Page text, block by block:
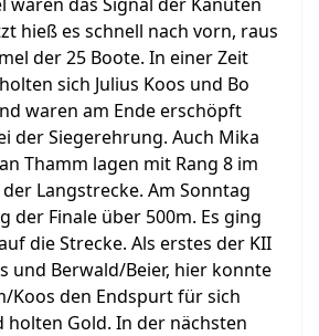
hieß es schnell nach vorn, raus
der 25 Boote. In einer Zeit
sich Julius Koos und Bo
waren am Ende erschöpft
der Siegerehrung. Auch Mika
Thamm lagen mit Rang 8 im
Langstrecke. Am Sonntag
der Finale über 500m. Es ging
die Strecke. Als erstes der KII
und Berwald/Beier, hier konnte
Koos den Endspurt für sich
holten Gold. In der nächsten